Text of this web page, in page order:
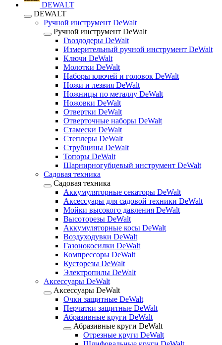
DEWALT
DEWALT
Ручной инструмент DeWalt
Ручной инструмент DeWalt
Гвоздодеры DeWalt
Измерительный ручной инструмент DeWalt
Ключи DeWalt
Молотки DeWalt
Наборы ключей и головок DeWalt
Ножи и лезвия DeWalt
Ножницы по металлу DeWalt
Ножовки DeWalt
Отвертки DeWalt
Отверточные наборы DeWalt
Стамески DeWalt
Степлеры DeWalt
Струбцины DeWalt
Топоры DeWalt
Шарнирногубцевый инструмент DeWalt
Садовая техника
Садовая техника
Аккумуляторные секаторы DeWalt
Аксессуары для садовой техники DeWalt
Мойки высокого давления DeWalt
Высоторезы DeWalt
Аккумуляторные косы DeWalt
Воздуходувки DeWalt
Газонокосилки DeWalt
Компрессоры DeWalt
Кусторезы DeWalt
Электропилы DeWalt
Аксессуары DeWalt
Аксессуары DeWalt
Очки защитные DeWalt
Перчатки защитные DeWalt
Абразивные круги DeWalt
Абразивные круги DeWalt
Отрезные круги DeWalt